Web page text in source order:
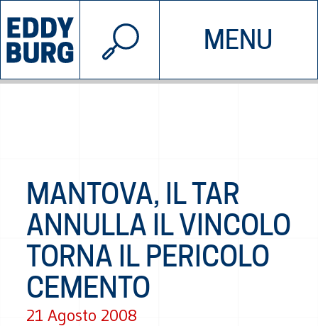
MENU
INIZIATIVE CHI SIAMO
© 2026 EDDYBURG
MANTOVA, IL TAR
ANNULLA IL VINCOLO
TORNA IL PERICOLO
CEMENTO
21 Agosto 2008